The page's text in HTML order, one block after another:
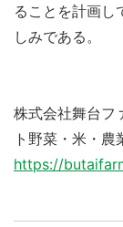
ることを計画し
しみである。
株式会社舞台フ
ト野菜・米・農
https://